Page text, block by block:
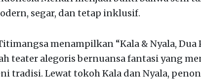
segar, dan tetap inklusif.
menampilkan “Kala & Nyala,
teater alegoris bernuansa fantasi yang
tradisi. Lewat tokoh Kala dan Nyala,